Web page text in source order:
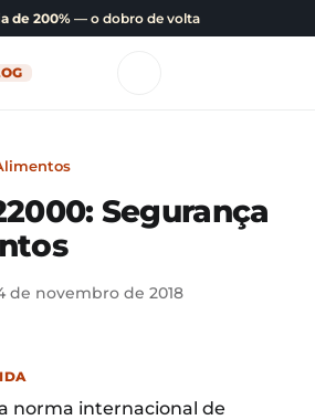
de 200% — o dobro de volta
Segurança
de novembro de 2018
norma internacional de